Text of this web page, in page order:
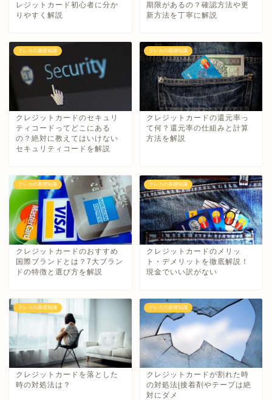
レジットカード初心者に分か
りやすく解説
期限があるの？確認方法や更
新方法を丁寧に解説
クレカの基礎知識
クレジットカードのセキュリ
ティコードってどこにある
の？絶対に教えてはいけない
セキュリティコードを解説
クレカの基礎知識
クレジットカードの還元率っ
て何？還元率の仕組みと計算
方法を解説
クレカの基礎知識
クレジットカードのおすすめ
国際ブランドとは？7大ブラン
ドの特徴と選び方を解説
クレカの基礎知識
クレジットカードのメリッ
ト・デメリットを徹底解説！
現金でいい訳がない
クレカの基礎知識
クレジットカードを落とした
時の対処法は？
クレカの基礎知識
クレジットカードが割れた時
の対処法|接着剤やテープは絶
対にダメ